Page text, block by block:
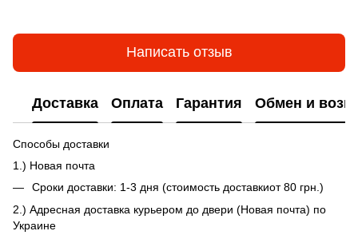
Написать отзыв
Доставка Оплата Гарантия Обмен и
Способы доставки
1.) Новая почта
Сроки доставки: 1-3 дня (стоимость доставкиот 80 грн.)
2.) Адресная доставка курьером до двери (Новая почта) по
Украине